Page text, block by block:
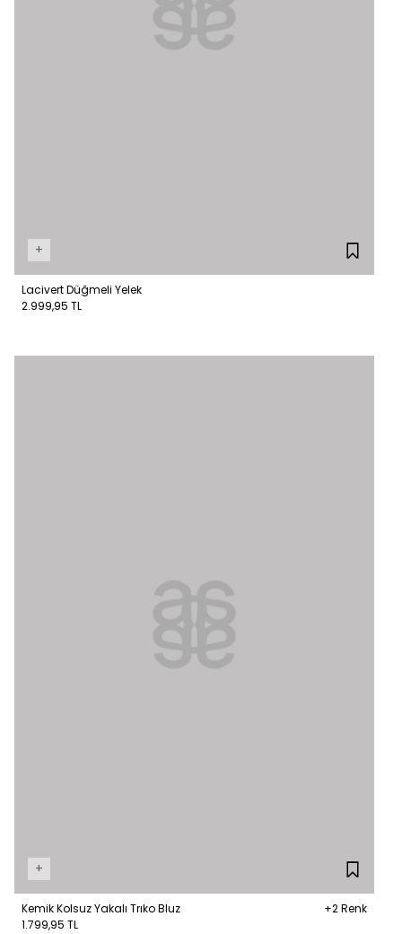
+
Lacivert Düğmeli Yelek
2.999,95 TL
+
Kemik Kolsuz Yakalı Trıko Bluz
+2 Renk
1.799,95 TL